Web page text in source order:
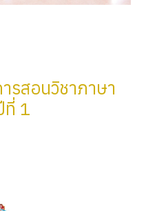
รสอนวิชาภาษา
ที่ 1